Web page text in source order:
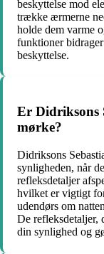
beskyttelse mod
trække ærmerne
holde dem varme
funktioner
beskyttelse.
Er Didriksons
mørke?
Didriksons
synligheden, når
refleksdetaljer
hvilket er vigtigt
udendørs om
De refleksdetaljer,
din synlighed og